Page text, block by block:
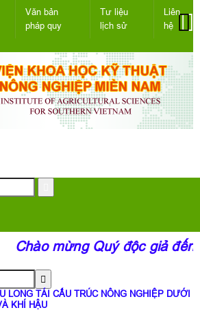
Văn bản
pháp quy
Tư liệu
lịch sử
Liên
hệ
Chào mừng Quý độc giả đến
LONG TÁI CẤU TRÚC NÔNG NGHIỆP DƯỚI
KHÍ HẬU